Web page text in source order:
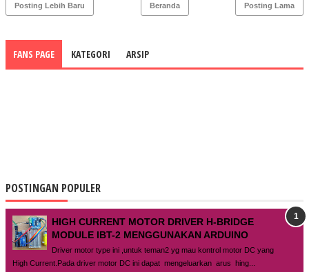
Posting Lebih Baru Posting Lama
Beranda
FANS PAGE KATEGORI ARSIP
POSTINGAN POPULER
HIGH CURRENT MOTOR DRIVER H-BRIDGE
MODULE IBT-2 MENGGUNAKAN ARDUINO
Driver motor type ini ,untuk teman2 yg mau kontrol motor DC yang
High Current.Pada driver motor DC ini dapat mengeluarkan arus hing...